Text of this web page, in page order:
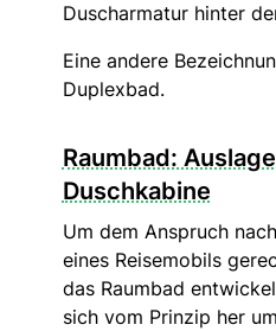
Duscharmatur hinter
Eine andere
Duplexbad.
Raumbad:
Duschkabine
Um dem Anspruch
eines Reisemobils
das Raumbad
sich vom Prinzip her